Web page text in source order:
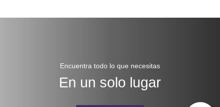
Encuentra todo lo que necesitas
En un solo lugar